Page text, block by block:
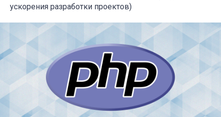
ускорения разработки проектов)